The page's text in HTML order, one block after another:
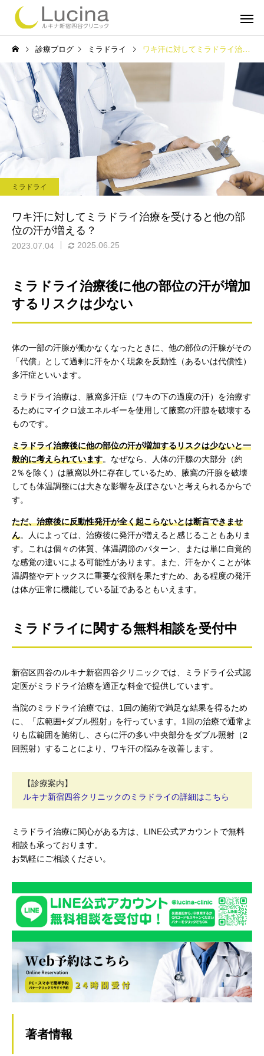
ミラドライ 子どもミラ
診療ブログ ミラドライ ワキ汗に対してミラドライ治療を受けると他の部位の汗が増える？
ミラドライ
ワキ汗に対してミラドライ治療を受けると他の部
位の汗が増える？
2023.07.04 2025.06.25
ミラドライ治療後に他の部位の汗が増加
するリスクは少ない
体の一部の汗腺が働かなくなったときに、他の部位の汗腺がその
「代償」として過剰に汗をかく現象を反動性（あるいは代償性）
多汗症といいます。
ミラドライ治療は、腋窩多汗症（ワキの下の過度の汗）を治療す
るためにマイクロ波エネルギーを使用して腋窩の汗腺を破壊する
ものです。
ミラドライ治療後に他の部位の汗が増加するリスクは少ないと一
般的に考えられています。なぜなら、人体の汗腺の大部分（約
2％を除く）は腋窩以外に存在しているため、腋窩の汗腺を破壊
しても体温調整には大きな影響を及ぼさないと考えられるからで
す。
ただ、治療後に反動性発汗が全く起こらないとは断言できませ
ん。人によっては、治療後に発汗が増えると感じることもありま
す。これは個々の体質、体温調節のパターン、または単に自覚的
な感覚の違いによる可能性があります。また、汗をかくことが体
温調整やデトックスに重要な役割を果たすため、ある程度の発汗
は体が正常に機能している証であるともいえます。
ミラドライに関する無料相談を受付中
新宿区四谷のルキナ新宿四谷クリニックでは、ミラドライ公式認
定医がミラドライ治療を適正な料金で提供しています。
当院のミラドライ治療では、1回の施術で満足な結果を得るため
に、「広範囲+ダブル照射」を行っています。1回の治療で通常よ
りも広範囲を施術し、さらに汗の多い中央部分をダブル照射（2
回照射）することにより、ワキ汗の悩みを改善します。
【診療案内】
ルキナ新宿四谷クリニックのミラドライの詳細はこちら
ミラドライ治療に関心がある方は、LINE公式アカウントで無料
相談も承っております。
お気軽にご相談ください。
著者情報